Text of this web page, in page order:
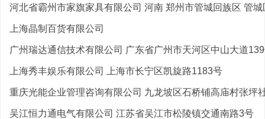
河北省霸州市家旗家具有限公司 河南 郑州市管城回族区 管城
上海晶制百货有限公司
广州瑞达通信技术有限公司 广东省广州市天河区中山大道
上海秀丰娱乐有限公司 上海市长宁区凯旋路1183号
重庆光能企业管理咨询有限公司 九龙坡区石桥铺高庙村张坪
吴江恒力通电气有限公司 江苏省吴江市松陵镇交通南路3号